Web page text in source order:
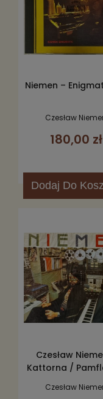
Niemen –
Czesław
180,00 zł
Dodaj Do
Czesław
Kattorna /
Czesław